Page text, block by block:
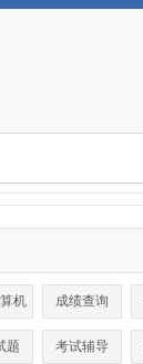
机 成绩查询
题 考试辅导